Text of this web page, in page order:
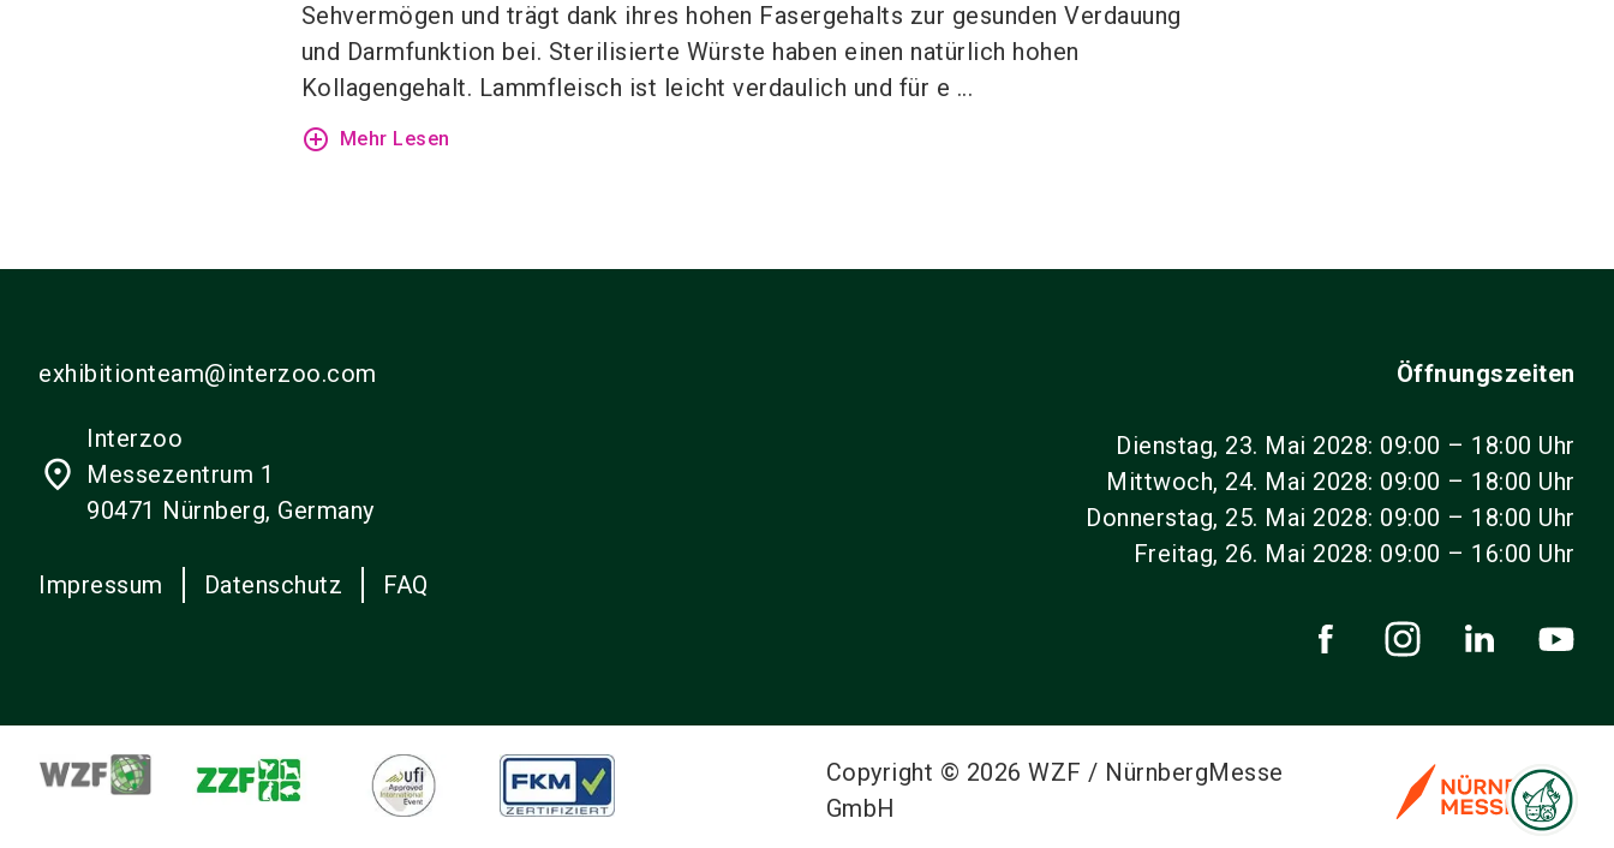
Sehvermögen und trägt dank ihres hohen Fasergehalts zur gesunden Verdauung
und Darmfunktion bei. Sterilisierte Würste haben einen natürlich hohen
Kollagengehalt. Lammfleisch ist leicht verdaulich und für e ...
add_circle_outline Mehr Lesen
exhibitionteam@interzoo.com
place
Interzoo
Messezentrum 1
90471 Nürnberg, Germany
Impressum Datenschutz FAQ
Öffnungszeiten
Dienstag, 23. Mai 2028: 09:00 – 18:00 Uhr
Mittwoch, 24. Mai 2028: 09:00 – 18:00 Uhr
Donnerstag, 25. Mai 2028: 09:00 – 18:00 Uhr
Freitag, 26. Mai 2028: 09:00 – 16:00 Uhr
Copyright © 2026 WZF / NürnbergMesse
GmbH